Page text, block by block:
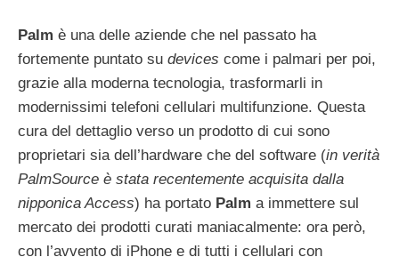
Palm è una delle aziende che nel passato ha
fortemente puntato su devices come i palmari per poi,
grazie alla moderna tecnologia, trasformarli in
modernissimi telefoni cellulari multifunzione. Questa
cura del dettaglio verso un prodotto di cui sono
proprietari sia dell’hardware che del software (in verità
PalmSource è stata recentemente acquisita dalla
nipponica Access) ha portato Palm a immettere sul
mercato dei prodotti curati maniacalmente: ora però,
con l’avvento di iPhone e di tutti i cellulari con